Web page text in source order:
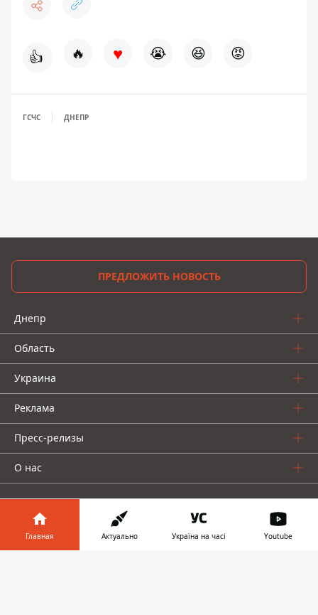
👍 🔥 ♥ 😭 😆 😡
ГСЧС ДНЕПР
ПРЕДЛОЖИТЬ НОВОСТЬ
Днепр
Область
Украина
Реклама
Пресс-релизы
О нас
Главная Актуально Україна на часі Youtube